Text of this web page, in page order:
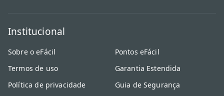
Institucional
Sobre o eFácil
Termos de uso
Política de privacidade
Pontos eFácil
Garantia Estendida
Guia de Segurança